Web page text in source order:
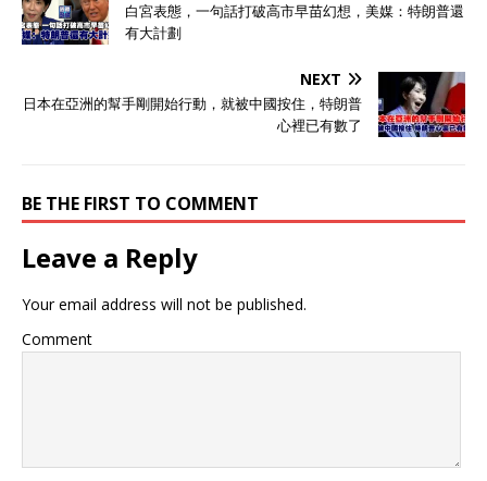
白宮表態，一句話打破高市早苗幻想，美媒：特朗普還
有大計劃
NEXT
日本在亞洲的幫手剛開始行動，就被中國按住，特朗普
心裡已有數了
BE THE FIRST TO COMMENT
Leave a Reply
Your email address will not be published.
Comment